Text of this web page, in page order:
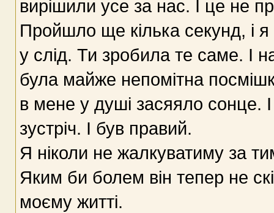
вирішили усе за нас. І це не
Пройшло ще кілька секунд, і я
у слід. Ти зробила те саме. І
була майже непомітна
в мене у душі засяяло сонце.
зустріч. І був правий.
Я ніколи не жалкуватиму за
Яким би болем він тепер не
моєму житті.